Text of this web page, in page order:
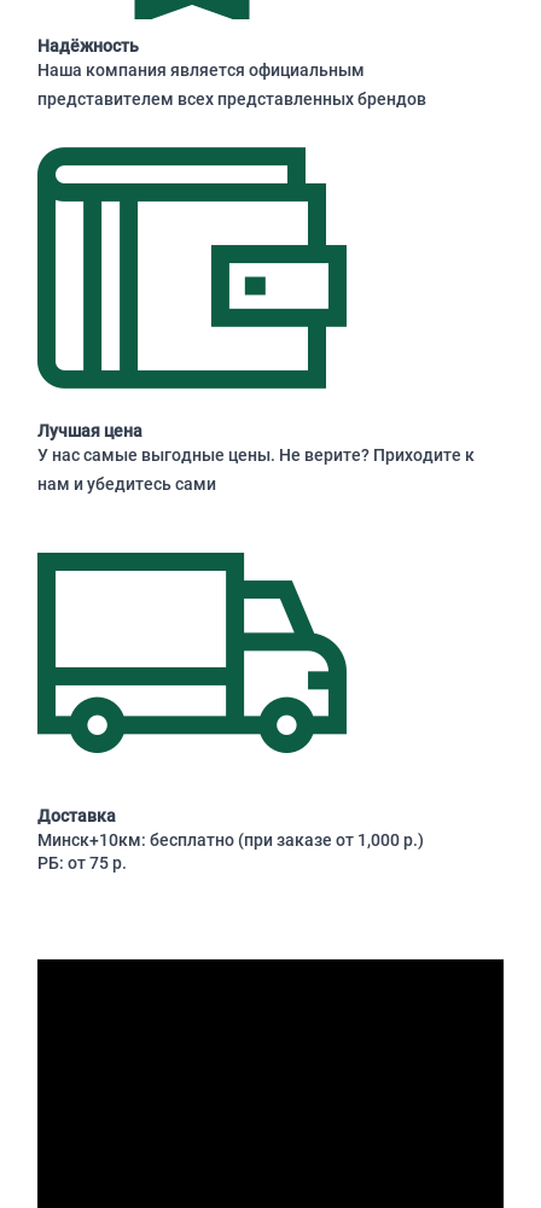
Надёжность
Наша компания является официальным
представителем всех представленных брендов
Лучшая цена
У нас самые выгодные цены. Не верите? Приходите к
нам и убедитесь сами
Доставка
Минск+10км: бесплатно (при заказе от 1,000 р.)
РБ: от 75 р.